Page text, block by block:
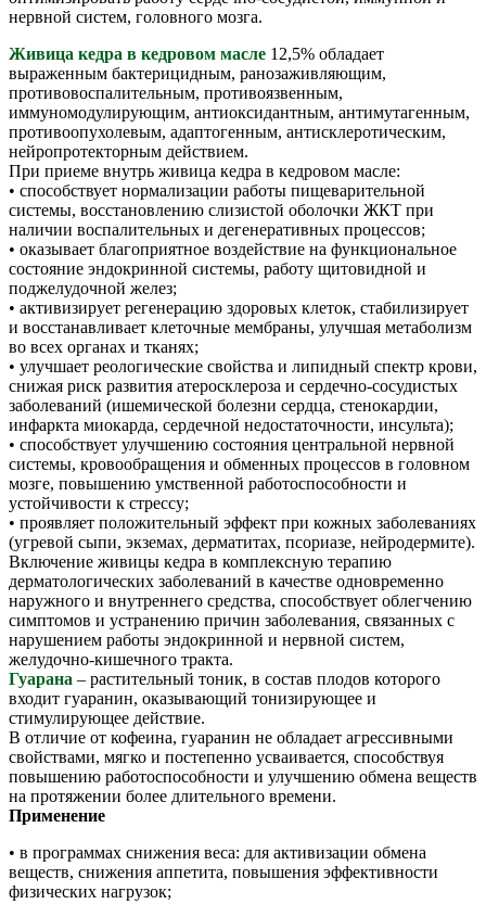
нервной систем, головного мозга.
Живица кедра в кедровом масле 12,5% обладает
выраженным бактерицидным, ранозаживляющим,
противовоспалительным, противоязвенным,
иммуномодулирующим, антиоксидантным, антимутагенным,
противоопухолевым, адаптогенным, антисклеротическим,
нейропротекторным действием.
При приеме внутрь живица кедра в кедровом масле:
• способствует нормализации работы пищеварительной
системы, восстановлению слизистой оболочки ЖКТ при
наличии воспалительных и дегенеративных процессов;
• оказывает благоприятное воздействие на функциональное
состояние эндокринной системы, работу щитовидной и
поджелудочной желез;
• активизирует регенерацию здоровых клеток, стабилизирует
и восстанавливает клеточные мембраны, улучшая метаболизм
во всех органах и тканях;
• улучшает реологические свойства и липидный спектр крови,
снижая риск развития атеросклероза и сердечно-сосудистых
заболеваний (ишемической болезни сердца, стенокардии,
инфаркта миокарда, сердечной недостаточности, инсульта);
• способствует улучшению состояния центральной нервной
системы, кровообращения и обменных процессов в головном
мозге, повышению умственной работоспособности и
устойчивости к стрессу;
• проявляет положительный эффект при кожных заболеваниях
(угревой сыпи, экземах, дерматитах, псориазе, нейродермите).
Включение живицы кедра в комплексную терапию
дерматологических заболеваний в качестве одновременно
наружного и внутреннего средства, способствует облегчению
симптомов и устранению причин заболевания, связанных с
нарушением работы эндокринной и нервной систем,
желудочно-кишечного тракта.
Гуарана – растительный тоник, в состав плодов которого
входит гуаранин, оказывающий тонизирующее и
стимулирующее действие.
В отличие от кофеина, гуаранин не обладает агрессивными
свойствами, мягко и постепенно усваивается, способствуя
повышению работоспособности и улучшению обмена веществ
на протяжении более длительного времени.
Применение
• в программах снижения веса: для активизации обмена
веществ, снижения аппетита, повышения эффективности
физических нагрузок;